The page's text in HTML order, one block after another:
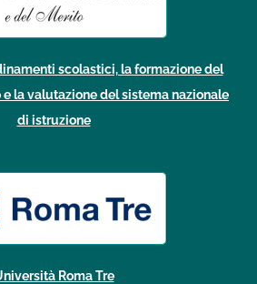
scolastici, la formazione del
la valutazione del sistema nazionale
di istruzione
Roma Tre